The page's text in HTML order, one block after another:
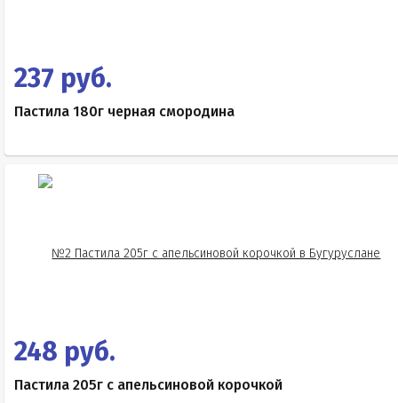
237 руб.
Пастила 180г черная смородина
248 руб.
Пастила 205г с апельсиновой корочкой